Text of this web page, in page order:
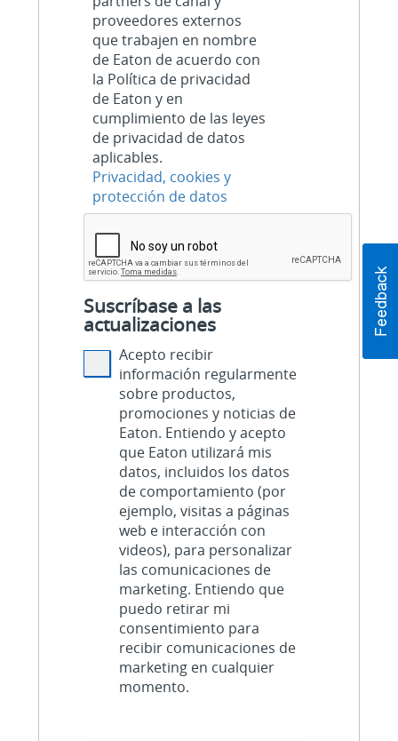
proveedores externos
que trabajen en nombre
de Eaton de acuerdo con
la Política de privacidad
de Eaton y en
cumplimiento de las leyes
de privacidad de datos
aplicables.
Privacidad, cookies y
protección de datos
Suscríbase a las
actualizaciones
Acepto recibir
información regularmente
sobre productos,
promociones y noticias de
Eaton. Entiendo y acepto
que Eaton utilizará mis
datos, incluidos los datos
de comportamiento (por
ejemplo, visitas a páginas
web e interacción con
videos), para personalizar
las comunicaciones de
marketing. Entiendo que
puedo retirar mi
consentimiento para
recibir comunicaciones de
marketing en cualquier
momento.